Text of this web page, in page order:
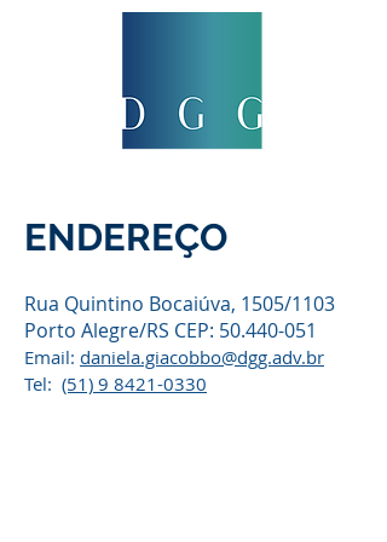
ENDEREÇO
Rua Quintino Bocaiúva, 1505/1103
Porto Alegre/RS CEP: 50.440-051
Email: daniela.giacobbo@dgg.adv.br
Tel: (51) 9 8421-0330